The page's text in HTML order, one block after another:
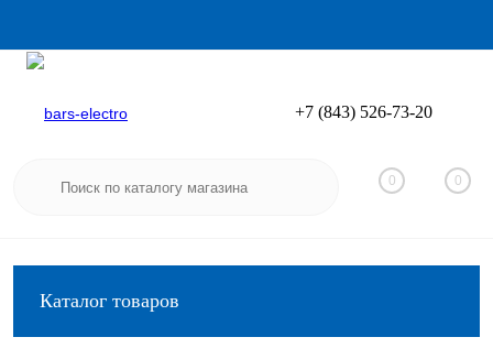
Вход
+7 (843) 526-73-20
0 0
Каталог товаров